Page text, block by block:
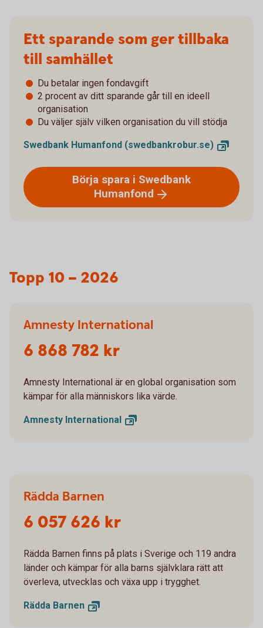
Ett sparande som ger tillbaka
till samhället
Du betalar ingen fondavgift
2 procent av ditt sparande går till en ideell
organisation
Du väljer själv vilken organisation du vill stödja
Swedbank Humanfond (swedbankrobur.se)
Börja spara i Swedbank
Humanfond
Topp 10 – 2026
Amnesty International
6 868 782 kr
Amnesty International är en global organisation som
kämpar för alla människors lika värde.
Amnesty International
Rädda Barnen
6 057 626 kr
Rädda Barnen finns på plats i Sverige och 119 andra
länder och kämpar för alla barns självklara rätt att
överleva, utvecklas och växa upp i trygghet.
Rädda Barnen